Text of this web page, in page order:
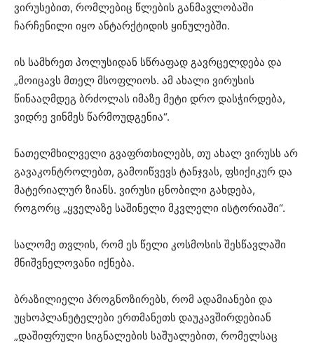
ვირუსებით, რომლებიც წლების განმავლობაში
ჩარჩენილი იყო ანტარქტიდის ყინულებში.
ის სამხრეთ პოლუსიდან სწრაფად გავრცელდება და
„მოიცავს მთელ მსოფლიოს. ამ ახალი ვირუსის
წინააღმდეგ ბრძოლას იმაზე მეტი დრო დასჭირდება,
ვიდრე ვინმეს წარმოუდგენია“.
ნათელმხილველი გვაფრთხილებს, თუ ახალ ვირუსს არ
გავაკონტროლებთ, გამოიწვევს ტანჯვას, ფსიქიკურ და
მატერიალურ ზიანს. ვირუსი ცნობილი გახდება,
როგორც „ყველაზე საშინელი მკვლელი ისტორიაში“.
სალომე თვლის, რომ ეს წელი კოსმოსის შესწავლაში
მნიშვნელოვანი იქნება.
ბრაზილიელი პროგნოზირებს, რომ ადამიანები და
უცხოპლანეტელები ერთმანეთს დაუკავშირდებიან
„დაშიფრული სიგნალების საშუალებით, რომელსაც